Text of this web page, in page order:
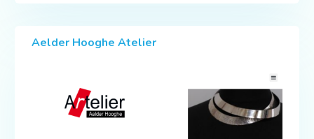
Aelder Hooghe Atelier